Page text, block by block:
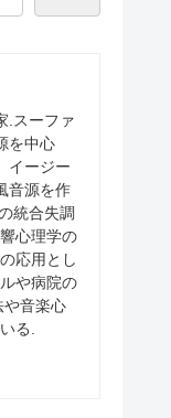
.スーファ
を中心
イージー
音源を作
統合失調
心理学の
応用とし
や病院の
や音楽心
る.